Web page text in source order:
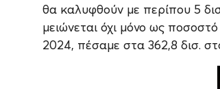
θα καλυφθούν με περίπου 5
μειώνεται όχι μόνο ως
2024, πέσαμε στα 362,8 δισ.